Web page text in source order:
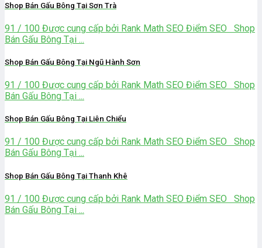
Shop Bán Gấu Bông Tại Sơn Trà
91 / 100 Được cung cấp bởi Rank Math SEO Điểm SEO Shop
Bán Gấu Bông Tại ...
Shop Bán Gấu Bông Tại Ngũ Hành Sơn
91 / 100 Được cung cấp bởi Rank Math SEO Điểm SEO Shop
Bán Gấu Bông Tại ...
Shop Bán Gấu Bông Tại Liên Chiểu
91 / 100 Được cung cấp bởi Rank Math SEO Điểm SEO Shop
Bán Gấu Bông Tại ...
Shop Bán Gấu Bông Tại Thanh Khê
91 / 100 Được cung cấp bởi Rank Math SEO Điểm SEO Shop
Bán Gấu Bông Tại ...